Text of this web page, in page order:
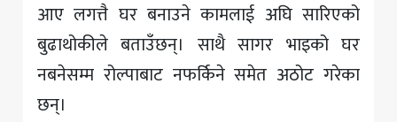
आए लगत्तै घर बनाउने कामलाई अघि सारिएको
बुढाथोकीले बताउँछन्। साथै सागर भाइको घर
नबनेसम्म रोल्पाबाट नफर्किने समेत अठोट गरेका
छन्।